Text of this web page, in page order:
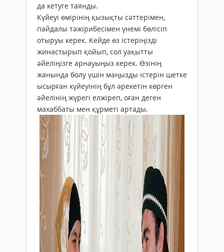
да кетуге таянды.
Күйеуі өмірінің қызықты сәттерімен,
пайдалы тәжірибесімен үнемі бөлісіп
отыруы керек. Кейде өз істеріңізді
жинастырып қойып, сол уақытты
әйеліңізге арнауыңыз керек. Өзінің
жанында болу үшін маңызды істерін шетке
ысырған күйеуінің бұл әрекетін көрген
әйелінің жүрегі елжіреп, оған деген
махаббаты мен құрметі артады.